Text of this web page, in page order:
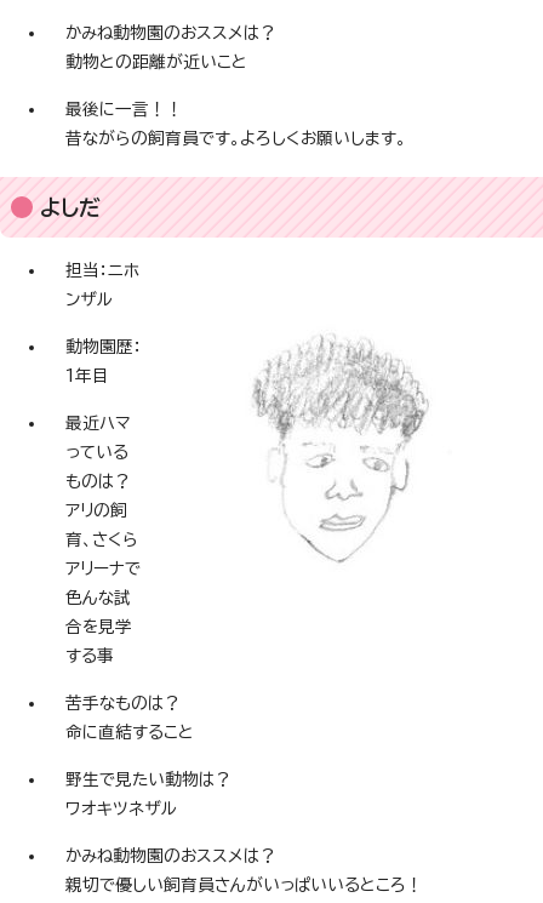
かみね動物園のおススメは？
動物との距離が近いこと
最後に一言！！
昔ながらの飼育員です。よろしくお願いします。
よしだ
担当：ニホ
ンザル
動物園歴：
1年目
最近ハマ
っている
ものは？
アリの飼
育、さくら
アリーナで
色んな試
合を見学
する事
苦手なものは？
命に直結すること
野生で見たい動物は？
ワオキツネザル
かみね動物園のおススメは？
親切で優しい飼育員さんがいっぱいいるところ！